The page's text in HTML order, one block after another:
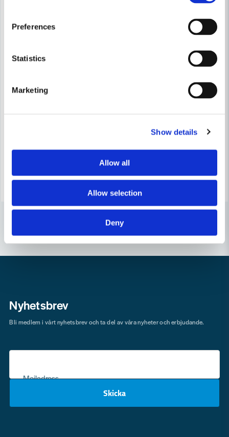
Preferences
Statistics
Marketing
Show details
Allow all
Allow selection
Deny
EGO
Leveranstid ifrån leverantör ca
Köp
88 kr
Leveranstid ifrån leverantör ca
3-7 arbetsdagar
Köp
Nyhetsbrev
Mejladress
Skicka
Bli medlem i vårt nyhetsbrev och ta del av våra nyheter och erbjudande.